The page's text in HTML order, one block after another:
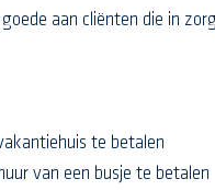
aan cliënten die in
te betalen
van een busje te betalen